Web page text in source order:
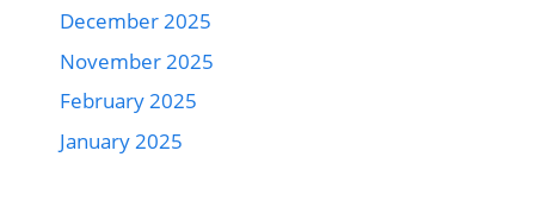
December 2025
November 2025
February 2025
January 2025